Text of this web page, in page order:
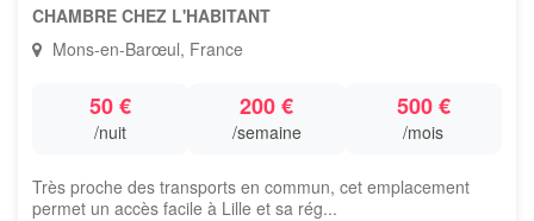
CHAMBRE CHEZ L'HABITANT
Mons-en-Barœul, France
50 €
/nuit
200 €
/semaine
500 €
/mois
Très proche des transports en commun, cet emplacement
permet un accès facile à Lille et sa rég...